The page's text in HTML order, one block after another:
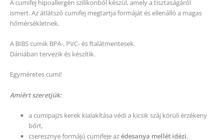
A cumifej hipoallergén szilikonból készül, amely a tisztaságáról
ismert. Az átlátszó cumifej megtartja formáját és ellenálló a magas
hőmérsékletnek.
A BIBS cumik BPA-, PVC- és ftalátmentesek.
Dániában tervezik és készítik.
Egyméretes cumi!
Amiért szeretjük:
a cumipajzs kerek kialakítása védi a kicsik száj körüli érzékeny
bőrt,
cseresznye formájú cumifeje azédesanya mellét idézi,